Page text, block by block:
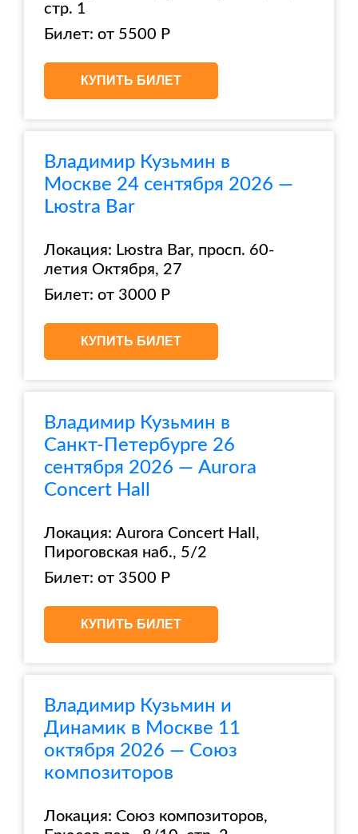
стр. 1
Билет: от 5500 Р
КУПИТЬ БИЛЕТ
Владимир Кузьмин в
Москве 24 сентября 2026 —
Lюstra Bar
Локация: Lюstra Bar, просп. 60-
летия Октября, 27
Билет: от 3000 Р
КУПИТЬ БИЛЕТ
Владимир Кузьмин в
Санкт-Петербурге 26
сентября 2026 — Aurora
Concert Hall
Локация: Aurora Concert Hall,
Пироговская наб., 5/2
Билет: от 3500 Р
КУПИТЬ БИЛЕТ
Владимир Кузьмин и
Динамик в Москве 11
октября 2026 — Союз
композиторов
Локация: Союз композиторов,